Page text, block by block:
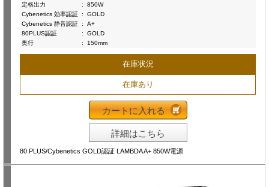
定格出力
:
850W
Cybenetics 効率認証 :
GOLD
Cybenetics 静音認証 :
A+
80PLUS認証
:
GOLD
奥行
: 150mm
在庫状況
在庫あり
カートに入れる
詳細はこちら
80 PLUS/Cybenetics GOLD認証 LAMBDA A+ 850W電源